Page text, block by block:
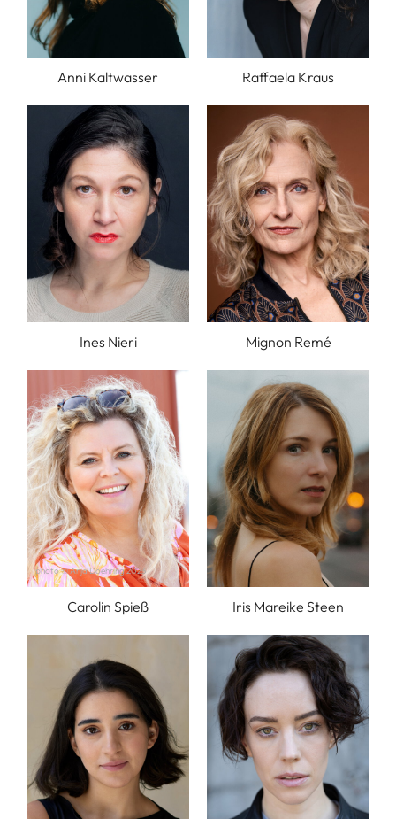
Anni Kaltwasser Raffaela Kraus
Ines Nieri Mignon Remé
Carolin Spieß
photo © Anja Doehring 2023
Iris Mareike Steen